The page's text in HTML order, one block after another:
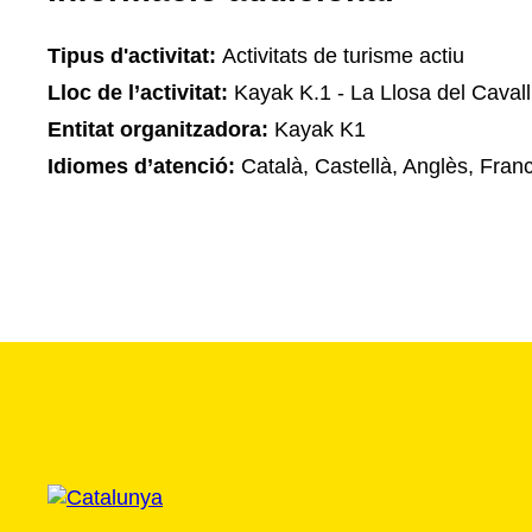
Tipus d'activitat: Activitats de turisme actiu
Lloc de l’activitat: Kayak K.1 - La Llosa del Cavall
Entitat organitzadora: Kayak K1
Idiomes d’atenció: Català, Castellà, Anglès,